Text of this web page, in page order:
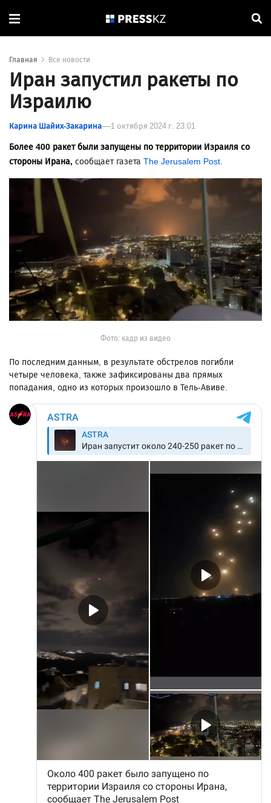
Главная Все новости
Иран запустил ракеты по
Израилю
Карина Шайих-Закарина 1 октября 2024 г. 23:01
Более 400 ракет были запущены по территории Израиля со
стороны Ирана, сообщает газета The Jerusalem Post.
Фото: кадр из видео
По последним данным, в результате обстрелов погибли
четыре человека, также зафиксированы два прямых
попадания, одно из которых произошло в Тель-Авиве.